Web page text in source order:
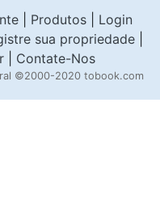
| Produtos| Login
sua propriedade|
| Contate-Nos
©2000-2020 tobook.com